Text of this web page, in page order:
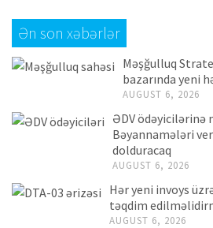
Ən son xəbərlər
Məşğulluq
bazarında yeni
AUGUST 6, 2026
ƏDV ödəyicilərinə
Bəyannamələri
dolduracaq
AUGUST 6, 2026
Hər yeni invoys
təqdim
AUGUST 6, 2026